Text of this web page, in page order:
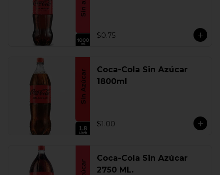
$0.75
Coca-Cola Sin Azúcar
1800ml
$1.00
Coca-Cola Sin Azúcar
2750 ML.